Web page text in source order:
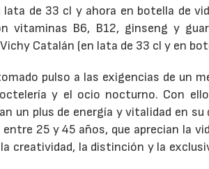
de 33 cl y ahora en botella de
vitaminas B6, B12, ginseng y
Catalán (en lata de 33 cl y en
pulso a las exigencias de un
y el ocio nocturno. Con
un plus de energía y vitalidad en
25 y 45 años, que aprecian la
creatividad, la distinción y la